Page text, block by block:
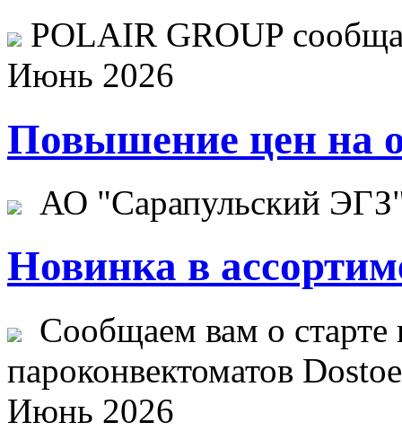
POLAIR GROUP
Июнь 2026
Повышение цен на
АО "Сарапульский
Новинка в
Сообщаем вам о старте
пароконвектоматов
Июнь 2026